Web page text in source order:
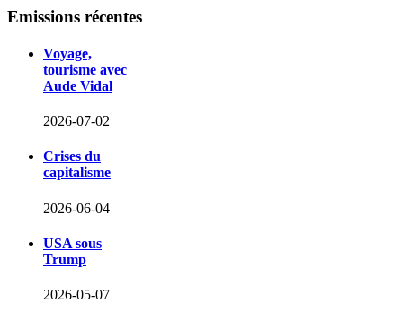
Emissions récentes
Voyage,
tourisme avec
Aude Vidal
2026-07-02
Crises du
capitalisme
2026-06-04
USA sous
Trump
2026-05-07